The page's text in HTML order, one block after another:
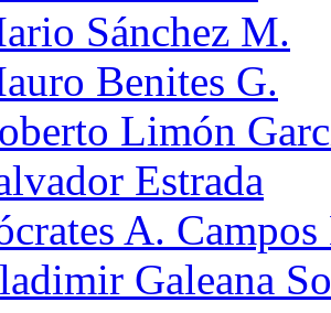
Sánchez M.
Benites G.
Limón
Estrada
A.
Galeana